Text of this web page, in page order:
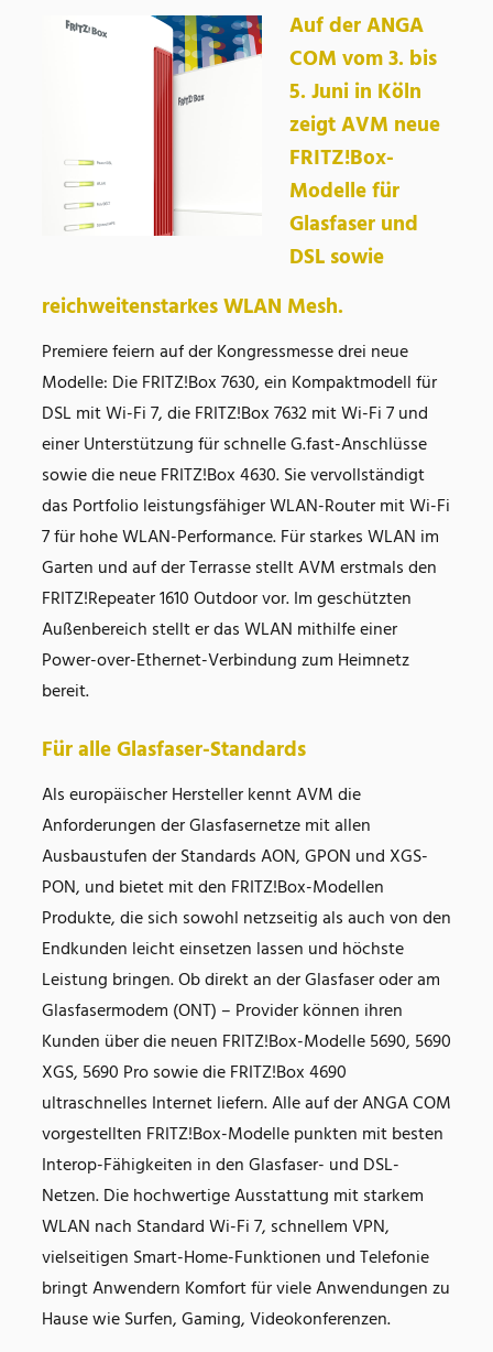
Auf der ANGA
COM vom 3. bis
5. Juni in Köln
zeigt AVM neue
FRITZ!Box-
Modelle für
Glasfaser und
DSL sowie
reichweitenstarkes WLAN Mesh.
Premiere feiern auf der Kongressmesse drei neue
Modelle: Die FRITZ!Box 7630, ein Kompaktmodell für
DSL mit Wi-Fi 7, die FRITZ!Box 7632 mit Wi-Fi 7 und
einer Unterstützung für schnelle G.fast-Anschlüsse
sowie die neue FRITZ!Box 4630. Sie vervollständigt
das Portfolio leistungsfähiger WLAN-Router mit Wi-Fi
7 für hohe WLAN-Performance. Für starkes WLAN im
Garten und auf der Terrasse stellt AVM erstmals den
FRITZ!Repeater 1610 Outdoor vor. Im geschützten
Außenbereich stellt er das WLAN mithilfe einer
Power-over-Ethernet-Verbindung zum Heimnetz
bereit.
Für alle Glasfaser-Standards
Als europäischer Hersteller kennt AVM die
Anforderungen der Glasfasernetze mit allen
Ausbaustufen der Standards AON, GPON und XGS-
PON, und bietet mit den FRITZ!Box-Modellen
Produkte, die sich sowohl netzseitig als auch von den
Endkunden leicht einsetzen lassen und höchste
Leistung bringen. Ob direkt an der Glasfaser oder am
Glasfasermodem (ONT) – Provider können ihren
Kunden über die neuen FRITZ!Box-Modelle 5690, 5690
XGS, 5690 Pro sowie die FRITZ!Box 4690
ultraschnelles Internet liefern. Alle auf der ANGA COM
vorgestellten FRITZ!Box-Modelle punkten mit besten
Interop-Fähigkeiten in den Glasfaser- und DSL-
Netzen. Die hochwertige Ausstattung mit starkem
WLAN nach Standard Wi-Fi 7, schnellem VPN,
vielseitigen Smart-Home-Funktionen und Telefonie
bringt Anwendern Komfort für viele Anwendungen zu
Hause wie Surfen, Gaming, Videokonferenzen.